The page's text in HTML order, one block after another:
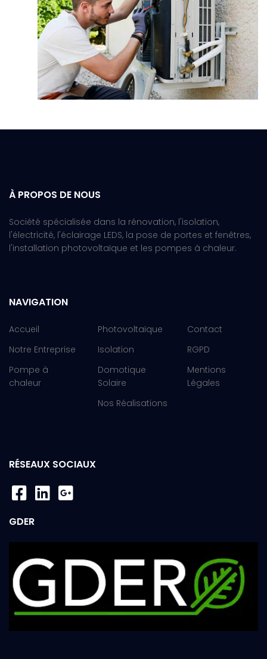
À PROPOS DE NOUS
Société spécialisée dans la rénovation, l'isolation,
l'électricité, l'éclairage LEDS, la pose de portes et fenêtres,
l'installation photovoltaïque et les pompes à chaleur.
NAVIGATION
Accueil
Notre Entreprise
Pompe à
chaleur
Photovoltaïque
Isolation
Domotique
Solaire
Nos Réalisations
Contact
RGPD
Mentions
Légales
RÉSEAUX SOCIAUX
GDER